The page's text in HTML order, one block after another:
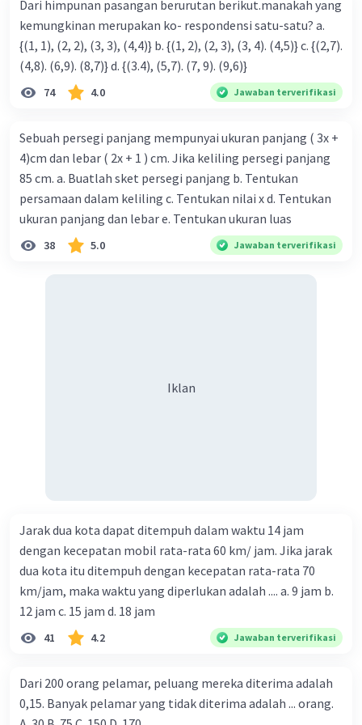
= Rp 12.400,00 × 195
= Rp 2.418.000,00
▪︎ menentukan besar keuntungan
Besar keuntungan = harga jual - harga beli
= Rp 2.418.000,00 - Rp 2.000.000,00
Jadi, besar keuntungannya adalah Rp 418.000,00
Beri Rating·0.0(0) Balas
Dari himpunan pasangan berurutan berikut.manakah yang
kemungkinan merupakan ko- respondensi satu-satu? a.
{(1, 1), (2, 2), (3, 3), (4,4)} b. {(1, 2), (2, 3), (3, 4). (4,5)} c. {(2,7).
(4,8). (6,9). (8,7)} d. {(3.4), (5,7). (7, 9). (9,6)}
74 4.0 Jawaban terverifikasi
Sebuah persegi panjang mempunyai ukuran panjang ( 3x +
4)cm dan lebar ( 2x + 1 ) cm. Jika keliling persegi panjang
85 cm. a. Buatlah sket persegi panjang b. Tentukan
persamaan dalam keliling c. Tentukan nilai x d. Tentukan
ukuran panjang dan lebar e. Tentukan ukuran luas
38 5.0 Jawaban terverifikasi
Iklan
Jarak dua kota dapat ditempuh dalam waktu 14 jam
dengan kecepatan mobil rata-rata 60 km/ jam. Jika jarak
dua kota itu ditempuh dengan kecepatan rata-rata 70
km/jam, maka waktu yang diperlukan adalah .... a. 9 jam b.
12 jam c. 15 jam d. 18 jam
41 4.2 Jawaban terverifikasi
Dari 200 orang pelamar, peluang mereka diterima adalah
0,15. Banyak pelamar yang tidak diterima adalah ... orang.